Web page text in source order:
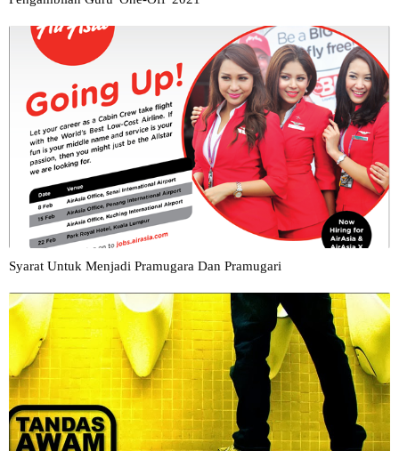
Syarat Untuk Menjadi Pramugara Dan Pramugari